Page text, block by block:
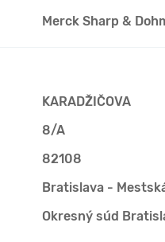
Merck Sharp &
KARADŽIČOVA
8/A
82108
Bratislava -
Okresný súd